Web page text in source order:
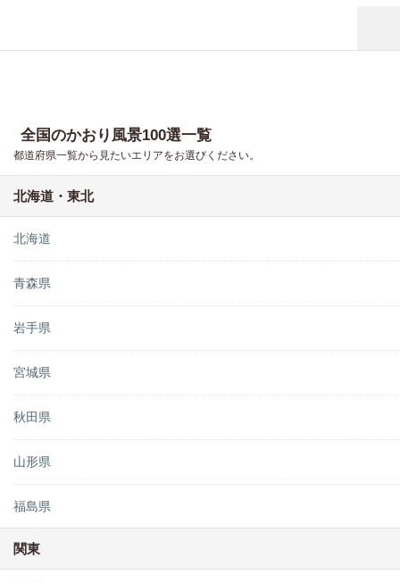
全国のかおり風景100選一覧
都道府県一覧から見たいエリアをお選びください。
北海道・東北
北海道
青森県
岩手県
宮城県
秋田県
山形県
福島県
関東